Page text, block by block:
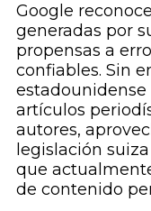
Google
generadas por
propensas a
confiables. Sin
artículos
autores,
legislación
que
de contenido